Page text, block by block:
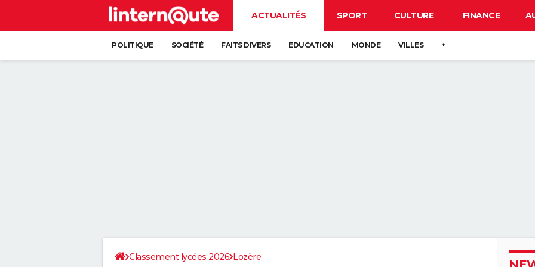
ACTUALITÉS SPORT CULTURE FINANCE
POLITIQUE SOCIÉTÉ FAITS DIVERS EDUCATION MONDE VILLES +
Classement lycées 2026 Lozère